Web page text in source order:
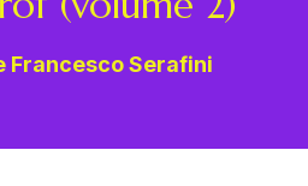
Francesco Serafini